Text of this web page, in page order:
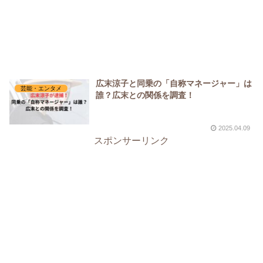
芸能・エンタメ
広末涼子と同乗の「自称マネージャー」は
誰？広末との関係を調査！
2025.04.09
スポンサーリンク